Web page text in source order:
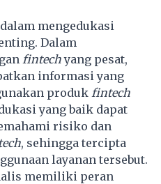
mengedukasi
Dalam
fintechyang pesat,
informasi yang
produk fintech
yang baik dapat
risiko dan
, sehingga tercipta
layanan tersebut.
memiliki peran